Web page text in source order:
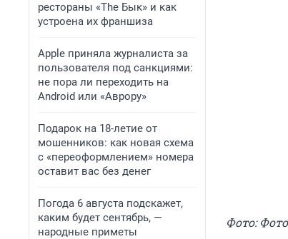
рестораны «The Бык» и как
устроена их франшиза
Apple приняла журналиста за
пользователя под санкциями:
не пора ли переходить на
Android или «Аврору»
Подарок на 18-летие от
мошенников: как новая схема
с «переоформлением» номера
оставит вас без денег
Погода 6 августа подскажет,
каким будет сентябрь, —
народные приметы
Фото: